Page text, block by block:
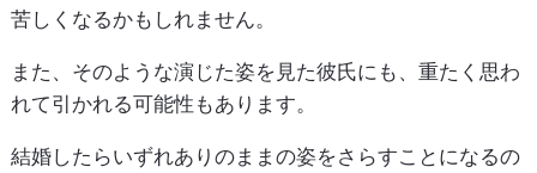
苦しくなるかもしれません。
また、そのような演じた姿を見た彼氏にも、重たく思わ
れて引かれる可能性もあります。
結婚したらいずれありのままの姿をさらすことになるの